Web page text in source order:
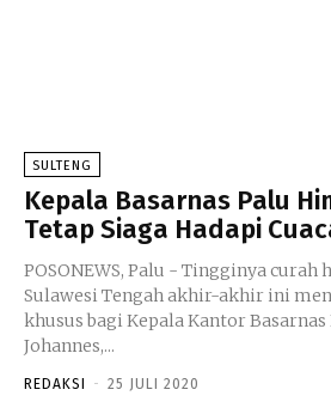
SULTENG
Kepala Basarnas Palu
Tetap Siaga Hadapi
POSONEWS, Palu - Tingginya curah
Sulawesi Tengah akhir-akhir ini
khusus bagi Kepala Kantor
Johannes,...
REDAKSI - 25 JULI 2020